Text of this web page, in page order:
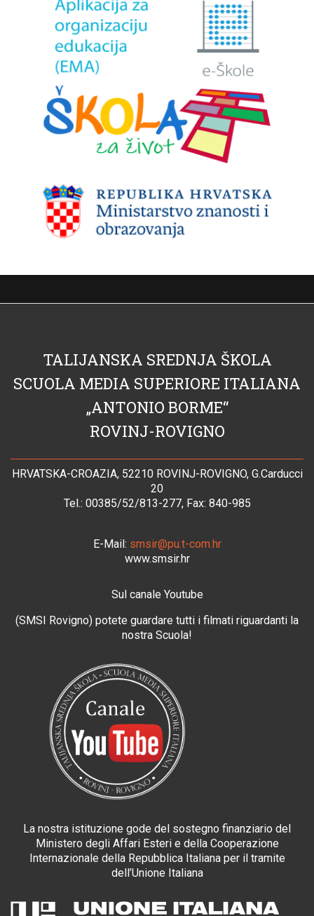
TALIJANSKA SREDNJA ŠKOLA
SCUOLA MEDIA SUPERIORE ITALIANA
„ANTONIO BORME“
ROVINJ-ROVIGNO
HRVATSKA-CROAZIA, 52210 ROVINJ-ROVIGNO, G.Carducci
20
Tel.: 00385/52/813-277, Fax: 840-985
E-Mail: smsir@pu.t-com.hr
www.smsir.hr
Sul canale Youtube
(SMSI Rovigno) potete guardare tutti i filmati riguardanti la
nostra Scuola!
La nostra istituzione gode del sostegno finanziario del
Ministero degli Affari Esteri e della Cooperazione
Internazionale della Repubblica Italiana per il tramite
dell’Unione Italiana